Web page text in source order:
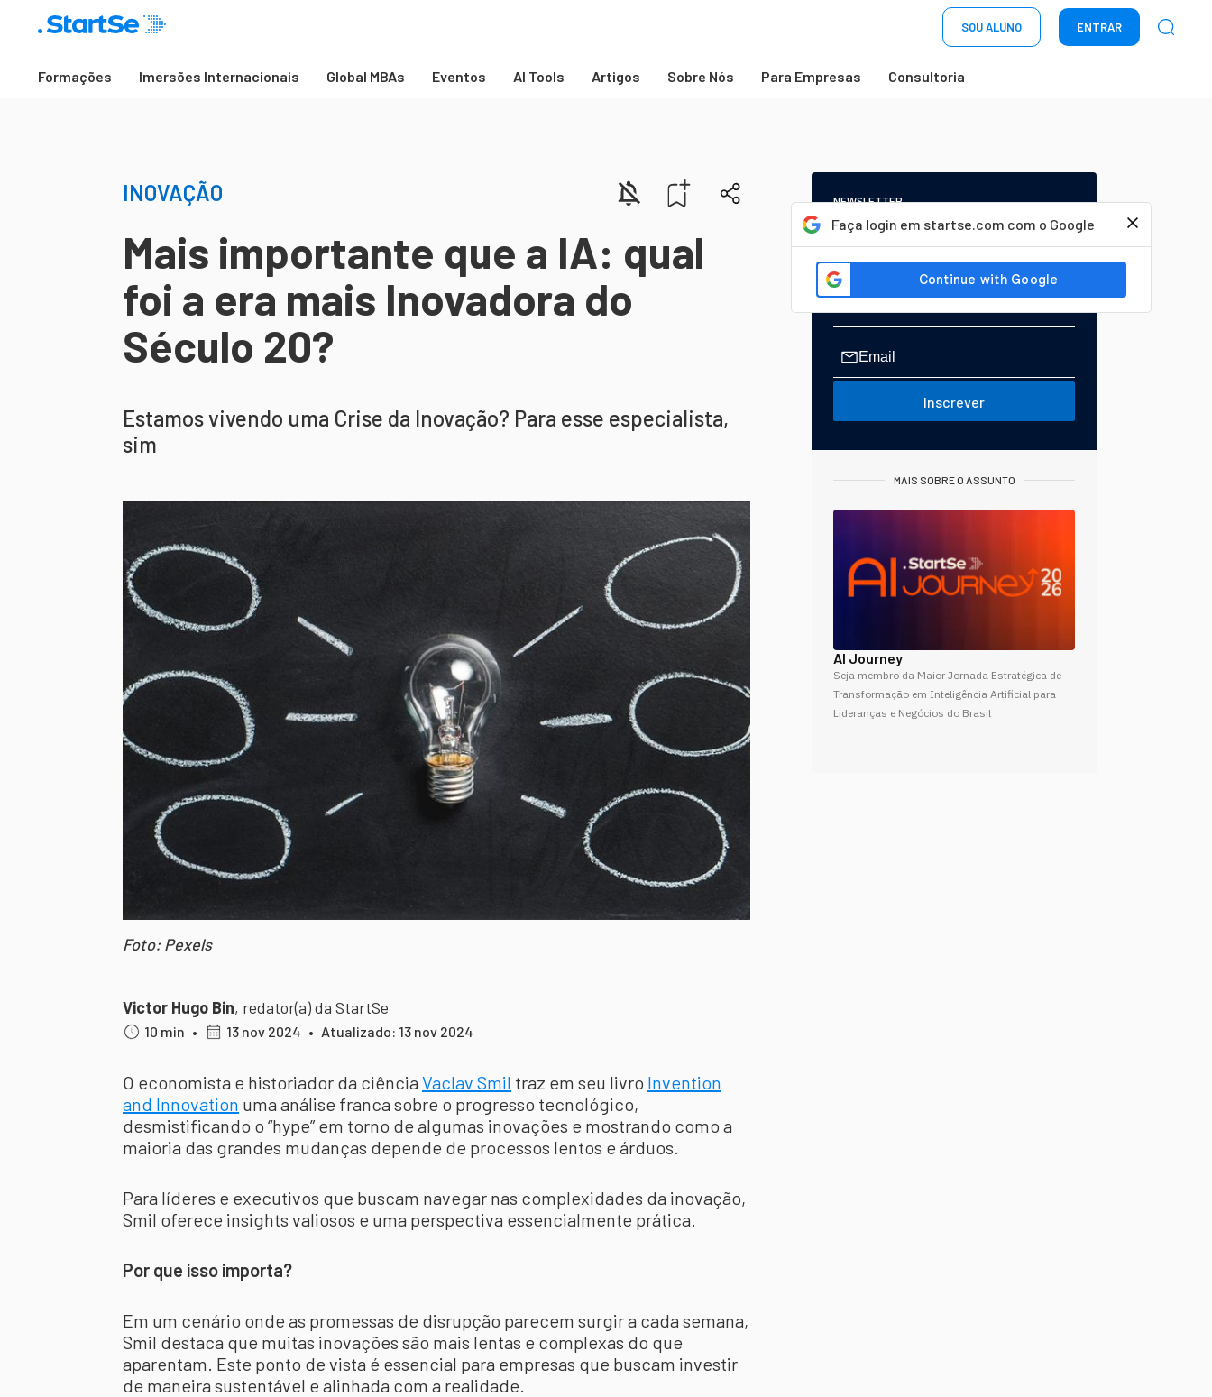
SOU ALUNO ENTRAR
Formações Imersões Internacionais Global MBAs Eventos AI Tools Artigos Sobre Nós Para Empresas Consultoria
Faça login em startse.com com o Google
INOVAÇÃO
Mais importante que a IA: qual
foi a era mais Inovadora do
Século 20?
Estamos vivendo uma Crise da Inovação? Para esse especialista,
sim
Foto: Pexels
Victor Hugo Bin, redator(a) da StartSe
10 min • 13 nov 2024 • Atualizado: 13 nov 2024
O economista e historiador da ciência Vaclav Smil traz em seu livro Invention
and Innovation uma análise franca sobre o progresso tecnológico,
desmistificando o “hype” em torno de algumas inovações e mostrando como a
maioria das grandes mudanças depende de processos lentos e árduos.
Para líderes e executivos que buscam navegar nas complexidades da inovação,
Smil oferece insights valiosos e uma perspectiva essencialmente prática.
Por que isso importa?
Em um cenário onde as promessas de disrupção parecem surgir a cada semana,
Smil destaca que muitas inovações são mais lentas e complexas do que
aparentam. Este ponto de vista é essencial para empresas que buscam investir
de maneira sustentável e alinhada com a realidade.
NEWSLETTER
Start Seu dia:
A Newsletter do AGORA!
Inscrever
MAIS SOBRE O ASSUNTO
AI Journey
Seja membro da Maior Jornada Estratégica de
Transformação em Inteligência Artificial para
Lideranças e Negócios do Brasil